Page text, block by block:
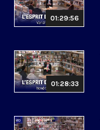
01:29:56
01:28:33